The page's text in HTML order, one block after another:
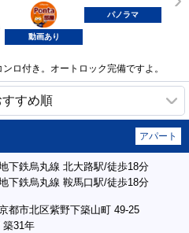
ポンタ
部屋
パノラマ
動画あり
ロ付き。オートロック完備ですよ。
アパート
下鉄烏丸線 北大路駅/徒歩18分
下鉄烏丸線 鞍馬口駅/徒歩18分
都市北区紫野下築山町 49-25
築31年